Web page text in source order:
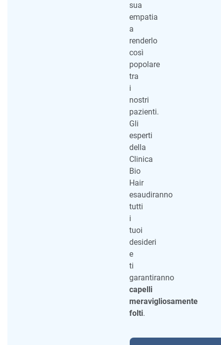
sua
empatia
a
renderlo
così
popolare
tra
i
nostri
pazienti.
Gli
esperti
della
Clinica
Bio
Hair
esaudiranno
tutti
i
tuoi
desideri
e
ti
garantiranno
capelli
meravigliosamente
folti.